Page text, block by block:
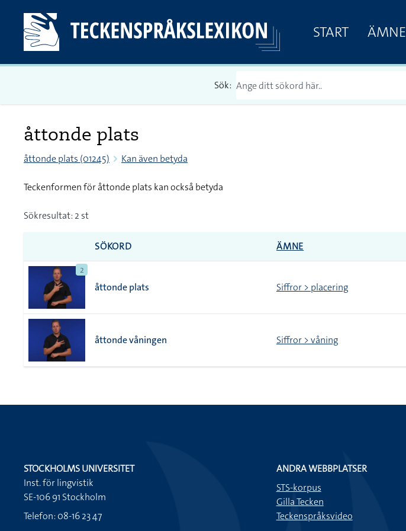
START ÄMNE
Sök:
åttonde plats
åttonde plats (01245) Kan även betyda
Teckenformen för åttonde plats kan också betyda
Sökresultat: 2 st
SÖKORD ÄMNE
2
åttonde plats Siffror > placering
åttonde våningen Siffror > våning
STOCKHOLMS UNIVERSITET
Inst. för lingvistik
SE-106 91 Stockholm
Telefon: 08-16 23 47
ANDRA WEBBPLATSER
STS-korpus
Gilla Tecken
Teckenspråksvideo